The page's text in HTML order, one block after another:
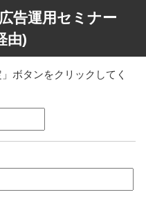
告運用セミナー
由)
ボタンをクリックしてく